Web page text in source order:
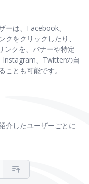
ーは、Facebook、
をクリックしたり、
ンクを、バナーや特定
Instagram、Twitterの自
とも可能です。
介したユーザーごとに